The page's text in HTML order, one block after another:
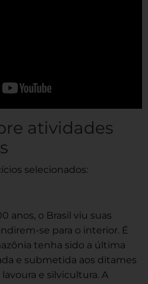
atividades
selecionados:
anos, o Brasil viu suas
se para o interior. É
tenha sido a última
e submetida aos ditames
e silvicultura. A